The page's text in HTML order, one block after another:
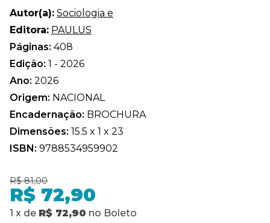
Autor(a): Sociologia e
Editora: PAULUS
Páginas: 408
Edição: 1 - 2026
Ano: 2026
Origem: NACIONAL
Encadernação: BROCHURA
Dimensões: 15.5 x 1 x 23
ISBN: 9788534959902
R$ 81,00
R$ 72,90
1 x de R$ 72,90 no Boleto